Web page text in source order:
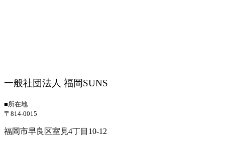
一般社団法人 福岡SUNS
■所在地
〒814-0015
福岡市早良区室見4丁目10-12